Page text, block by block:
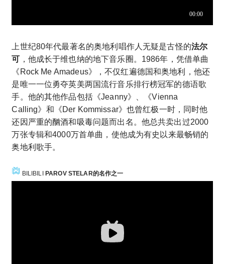
上世纪80年代最著名的奥地利唱作人无疑是古怪的法尔
可 ，他成长于维也纳的地下音乐圈。1986年，凭借单曲
《Rock Me Amadeus》，不仅红遍德国和奥地利，他还
是唯一一位勇夺英美两国流行音乐排行榜冠军的德语歌
手。他的其他作品包括《Jeanny》、《Vienna
Calling》和《Der Kommissar》也曾红极一时，同时他
还因严重的酗酒和吸毒问题而出名。他总共卖出过2000
万张专辑和4000万首单曲，使他成为有史以来最畅销的
奥地利歌手。
BILIBILI PAROV STELAR的名作之一